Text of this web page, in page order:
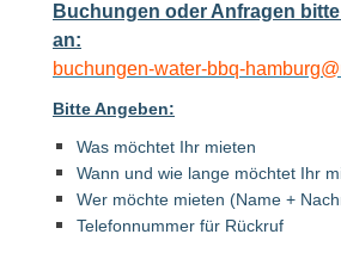
Buchungen oder Anfragen bitte
an:
buchungen-water-bbq-
Bitte Angeben:
Was möchtet Ihr mieten
Wann und wie lange möchtet Ihr
Wer möchte mieten (Name +
Telefonnummer für Rückruf